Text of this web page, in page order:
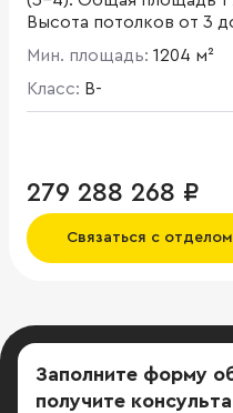
Высота потолков от 3
Является памятником
Мин. площадь: 1204 м²
Класс: B-
279 288 268 ₽
Связаться с
Заполните форму
получите